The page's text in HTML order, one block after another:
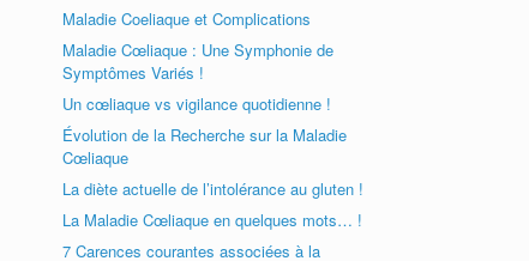
Maladie Coeliaque et Complications
Maladie Cœliaque : Une Symphonie de
Symptômes Variés !
Un cœliaque vs vigilance quotidienne !
Évolution de la Recherche sur la Maladie
Cœliaque
La diète actuelle de l’intolérance au gluten !
La Maladie Cœliaque en quelques mots… !
7 Carences courantes associées à la